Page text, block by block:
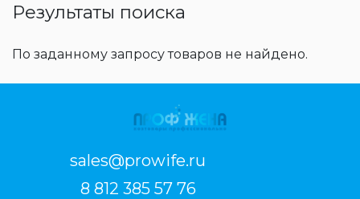
Результаты поиска
По заданному запросу товаров не найдено.
sales@prowife.ru
8 812 385 57 76